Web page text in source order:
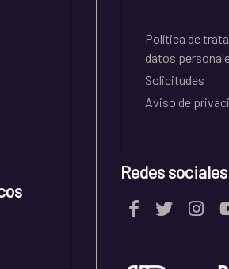
Política de
datos
Solicitudes
Aviso de
Redes sociales